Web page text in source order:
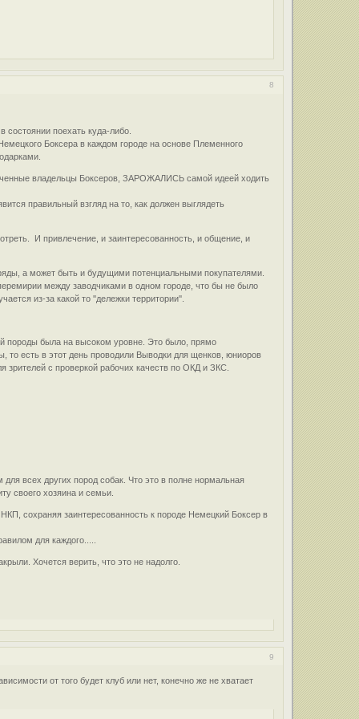
8
состоянии поехать куда-либо.
Боксера в каждом городе на основе Племенного
владельцы Боксеров, ЗАРОЖАЛИСЬ самой идеей ходить
правильный взгляд на то, как должен выглядеть
И привлечение, и заинтересованность, и общение, и
а может быть и будущими потенциальными покупателями.
между заводчиками в одном городе, что бы не было
из-за какой то ''дележки территории''.
породы была на высоком уровне. Это было, прямо
есть в этот день проводили Выводки для щенков, юниоров
зрителей с проверкой рабочих качеств по ОКД и ЗКС.
всех других пород собак. Что это в полне нормальная
своего хозяина и семьи.
сохраняя заинтересованность к породе Немецкий Боксер в
для каждого.....
Хочется верить, что это не надолго.
9
от того будет клуб или нет, конечно же не хватает